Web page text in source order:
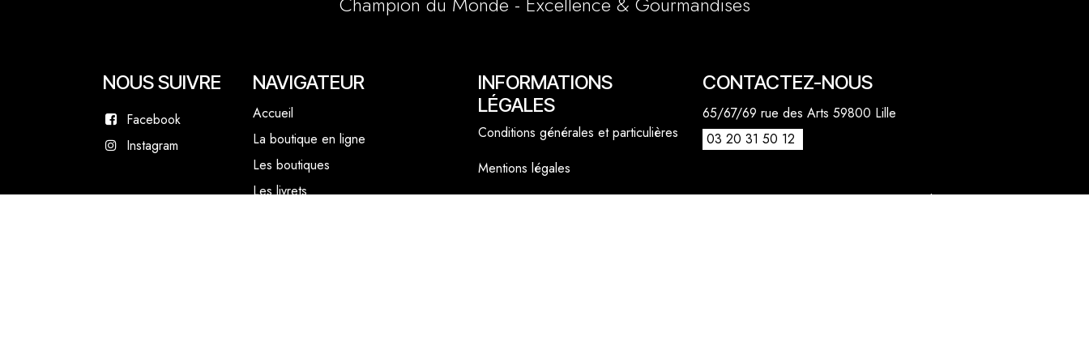
CONTACTEZ-NOUS
65/67/69 rue des Arts 59800 Lille
03 20 31 50 12
1 avenue des Marronniers 59840 Pérenchies
NOUS SUIVRE
Facebook
Instagram
INFORMATIONS
LÉGALES
Conditions générales et particulières
Mentions légales
NAVIGATEUR
Accueil
La boutique en ligne
Les boutiques
Les livrets